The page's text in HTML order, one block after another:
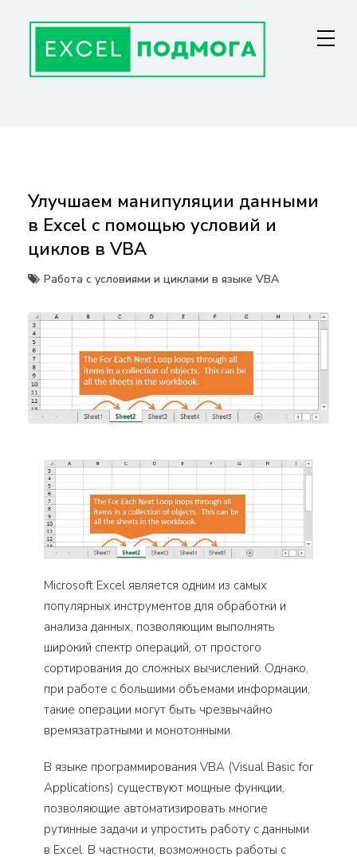
содержанию
Улучшаем манипуляции данными
в Excel с помощью условий и
циклов в VBA
Работа с условиями и циклами в языке VBA
Microsoft Excel является одним из самых
популярных инструментов для обработки и
анализа данных, позволяющим выполнять
широкий спектр операций, от простого
сортирования до сложных вычислений. Однако,
при работе с большими объемами информации,
такие операции могут быть чрезвычайно
времязатратными и монотонными.
В языке программирования VBA (Visual Basic for
Applications) существуют мощные функции,
позволяющие автоматизировать многие
рутинные задачи и упростить работу с данными
в Excel. В частности, возможность работы с